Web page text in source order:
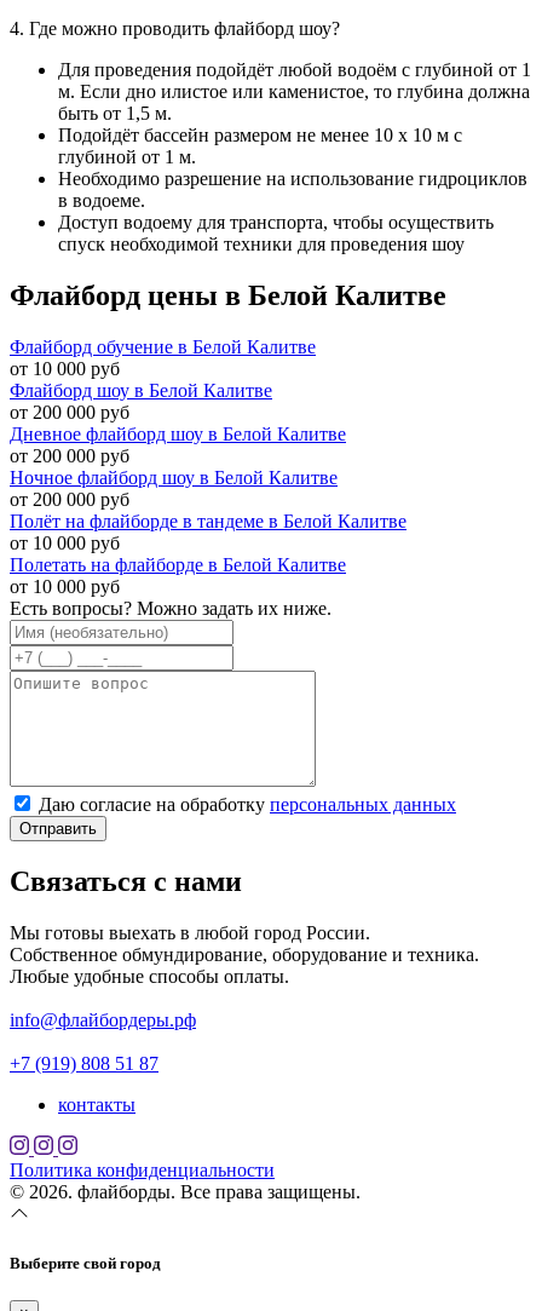
4. Где можно проводить флайборд шоу?
Для проведения подойдёт любой водоём с глубиной от 1
м. Если дно илистое или каменистое, то глубина должна
быть от 1,5 м.
Подойдёт бассейн размером не менее 10 х 10 м с
глубиной от 1 м.
Необходимо разрешение на использование гидроциклов
в водоеме.
Доступ водоему для транспорта, чтобы осуществить
спуск необходимой техники для проведения шоу
Флайборд цены в Белой Калитве
Флайборд обучение в Белой Калитве
от 10 000 руб
Флайборд шоу в Белой Калитве
от 200 000 руб
Дневное флайборд шоу в Белой Калитве
от 200 000 руб
Ночное флайборд шоу в Белой Калитве
от 200 000 руб
Полёт на флайборде в тандеме в Белой Калитве
от 10 000 руб
Полетать на флайборде в Белой Калитве
от 10 000 руб
Есть вопросы? Можно задать их ниже.
Даю согласие на обработку персональных данных
Отправить
Связаться с нами
Мы готовы выехать в любой город России.
Собственное обмундирование, оборудование и техника.
Любые удобные способы оплаты.
info@флайбордеры.рф
+7 (919) 808 51 87
контакты
Политика конфиденциальности
© 2026. флайборды. Все права защищены.
Выберите свой город